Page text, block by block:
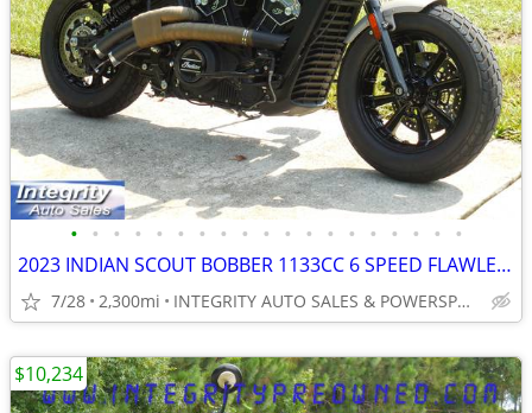
• • • • • • • • • • • • • • • • • • •
2023 INDIAN SCOUT BOBBER 1133CC 6 SPEED FLAWLESS BIKE NO BS FEES
7/28 2,300mi INTEGRITY AUTO SALES & POWERSPORTS
$10,234